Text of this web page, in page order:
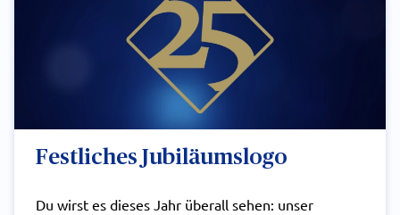
Festliches Jubiläumslogo
Du wirst es dieses Jahr überall sehen: unser